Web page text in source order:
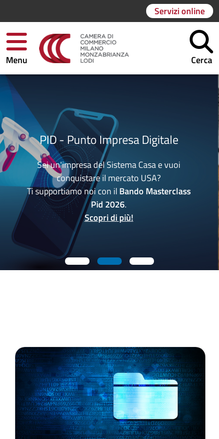
Servizi online
Menu Cerca
PID - Punto Impresa Digitale
Sei un'impresa del Sistema Casa e vuoi
conquistare il mercato USA?
Ti supportiamo noi con il Bando Masterclass
Pid 2026.
Scopri di più!